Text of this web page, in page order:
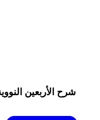
شرح الأربعين